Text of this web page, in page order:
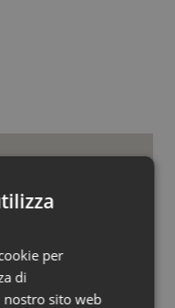
Emilia-Romagna:
studi, il
ultimi cinque
per
di
nostro sito web